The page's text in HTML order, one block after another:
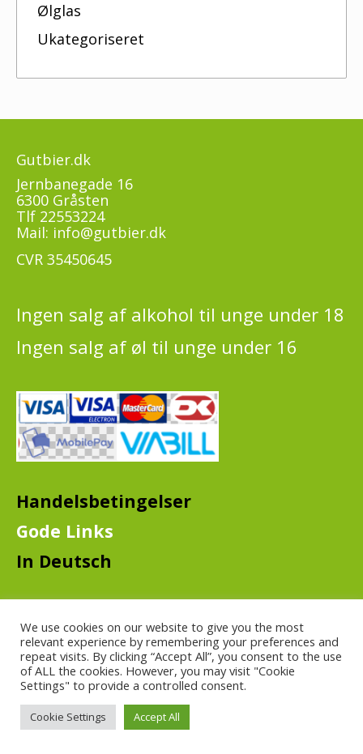
Ølglas
Ukategoriseret
Gutbier.dk
Jernbanegade 16
6300 Gråsten
Tlf 22553224
Mail: info@gutbier.dk
CVR 35450645
Ingen salg af alkohol til unge under 18
Ingen salg af øl til unge under 16
Handelsbetingelser
Gode Links
In Deutsch
© GutBier - 2019
Ejet og ledet af J.Nielsen
We use cookies on our website to give you the most
relevant experience by remembering your preferences and
repeat visits. By clicking “Accept All”, you consent to the use
of ALL the cookies. However, you may visit "Cookie
Settings" to provide a controlled consent.
Cookie Settings Accept All